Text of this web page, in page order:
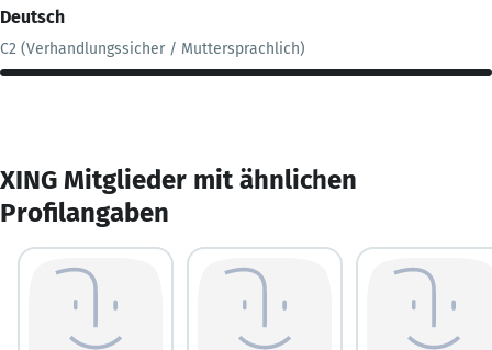
Deutsch
C2 (Verhandlungssicher / Muttersprachlich)
XING Mitglieder mit ähnlichen
Profilangaben